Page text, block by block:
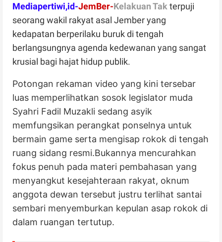
Mediapertiwi,id-JemBer-Kelakuan Takterpuji
seorang wakil rakyat asal Jember yang
kedapatan berperilaku buruk di tengah
berlangsungnya agenda kedewanan yang sangat
krusial bagi hajat hidup publik.
Potongan rekaman video yang kini tersebar
luas memperlihatkan sosok legislator muda
Syahri Fadil Muzakli sedang asyik
memfungsikan perangkat ponselnya untuk
bermain game serta mengisap rokok di tengah
ruang sidang resmi.Bukannya mencurahkan
fokus penuh pada materi pembahasan yang
menyangkut kesejahteraan rakyat, oknum
anggota dewan tersebut justru terlihat santai
sembari menyemburkan kepulan asap rokok di
dalam ruangan tertutup.